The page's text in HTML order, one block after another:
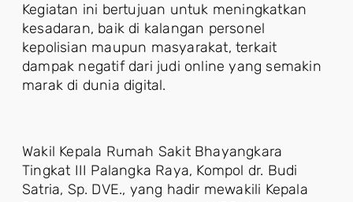
Kegiatan ini bertujuan untuk meningkatkan
kesadaran, baik di kalangan personel
kepolisian maupun masyarakat, terkait
dampak negatif dari judi online yang semakin
marak di dunia digital.
Wakil Kepala Rumah Sakit Bhayangkara
Tingkat III Palangka Raya, Kompol dr. Budi
Satria, Sp. DVE., yang hadir mewakili Kepala